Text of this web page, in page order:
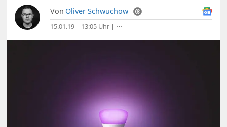
Von Oliver Schwuchow
15.01.19 | 13:05 Uhr | ⋯